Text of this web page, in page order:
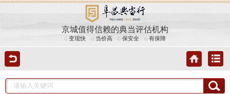
京城值得信赖的典当评估机构
变现快 当价高 保安全 有保障